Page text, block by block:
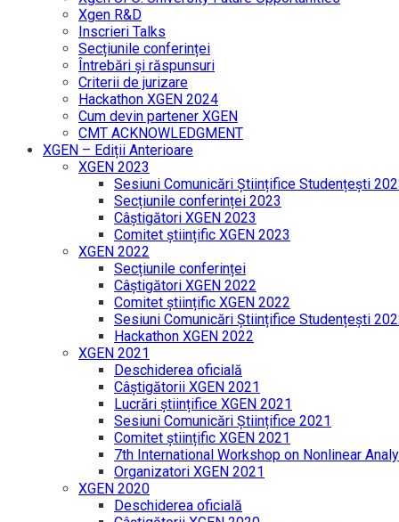
Xgen R&D
Inscrieri Talks
Secțiunile conferinței
Întrebări și răspunsuri
Criterii de jurizare
Hackathon XGEN 2024
Cum devin partener XGEN
CMT ACKNOWLEDGMENT
XGEN – Ediții Anterioare
XGEN 2023
Sesiuni Comunicări Științifice Studențești
Secțiunile conferinței 2023
Câștigători XGEN 2023
Comitet științific XGEN 2023
XGEN 2022
Secțiunile conferinței
Câștigători XGEN 2022
Comitet științific XGEN 2022
Sesiuni Comunicări Științifice Studențești
Hackathon XGEN 2022
XGEN 2021
Deschiderea oficială
Câștigătorii XGEN 2021
Lucrări științifice XGEN 2021
Sesiuni Comunicări Științifice 2021
Comitet științific XGEN 2021
7th International Workshop on Nonlinear
Organizatori XGEN 2021
XGEN 2020
Deschiderea oficială